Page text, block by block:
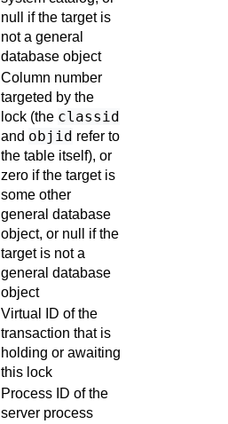
null if the target is
not a general
database object
Column number
targeted by the
lock (the classid
and objid refer to
the table itself), or
zero if the target is
some other
general database
object, or null if the
target is not a
general database
object
Virtual ID of the
transaction that is
holding or awaiting
this lock
Process ID of the
server process